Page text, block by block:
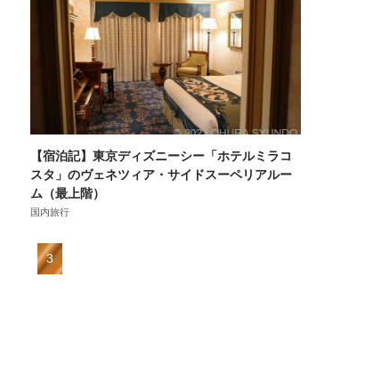
【宿泊記】東京ディズニーシー「ホテルミラコ
スタ」のヴェネツィア・サイドスーペリアルー
ム（最上階）
国内旅行